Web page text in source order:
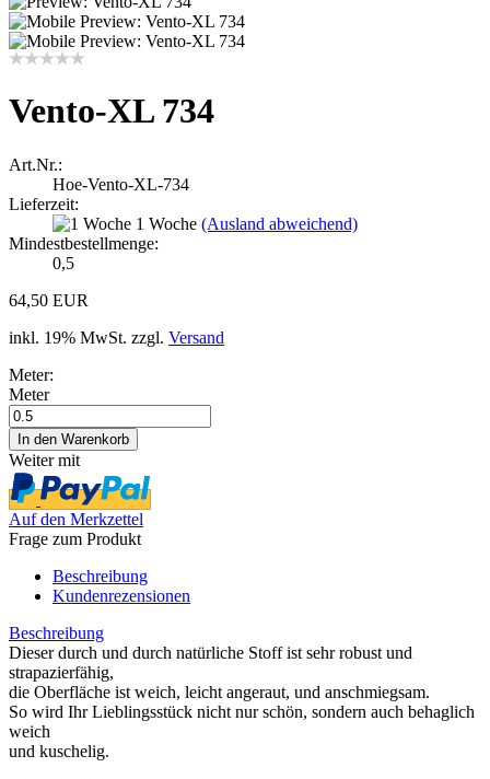
Vento-XL 734
Art.Nr.:
Hoe-Vento-XL-734
Lieferzeit:
1 Woche (Ausland abweichend)
Mindestbestellmenge:
0,5
64,50 EUR
inkl. 19% MwSt. zzgl. Versand
Meter:
Meter
Weiter mit
Auf den Merkzettel
Frage zum Produkt
Beschreibung
Kundenrezensionen
Beschreibung
Dieser durch und durch natürliche Stoff ist sehr robust und
strapazierfähig,
die Oberfläche ist weich, leicht angeraut, und anschmiegsam.
So wird Ihr Lieblingsstück nicht nur schön, sondern auch behaglich
weich
und kuschelig.